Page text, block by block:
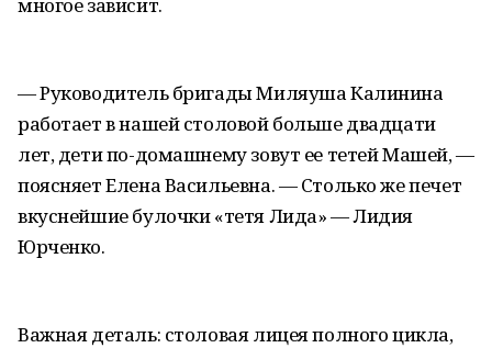
— Руководитель бригады Миляуша Калинина
работает в нашей столовой больше двадцати
лет, дети по-домашнему зовут ее тетей Машей, —
поясняет Елена Васильевна. — Столько же печет
вкуснейшие булочки «тетя Лида» — Лидия
Юрченко.
Важная деталь: столовая лицея полного цикла,